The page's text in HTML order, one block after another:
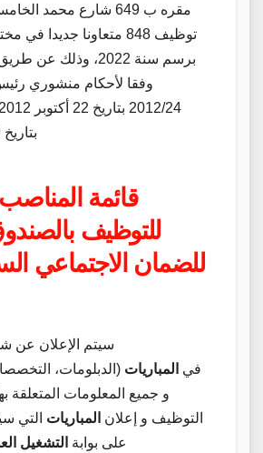
مقره ب 649 شارع محمد
توظيف 848 متعاونا
برسم سنة 2022، وذلك
وفقا لأحكام منشوري
بتاريخ 29 أبريل 2013.
قائمة
للتوظيف
سيتم الإعلان عن
في المباريات (الدبلومات،
و جميع المعلومات المتعلقة
التوظيف و إعلان المباريات التي
على بوابة التشغيل